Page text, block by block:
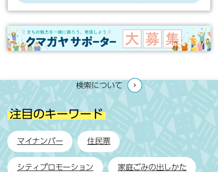
検
索
・
よ
く
あ
検索について
注目のキーワード
マイナンバー 住民票
シティプロモーション 家庭ごみの出しかた